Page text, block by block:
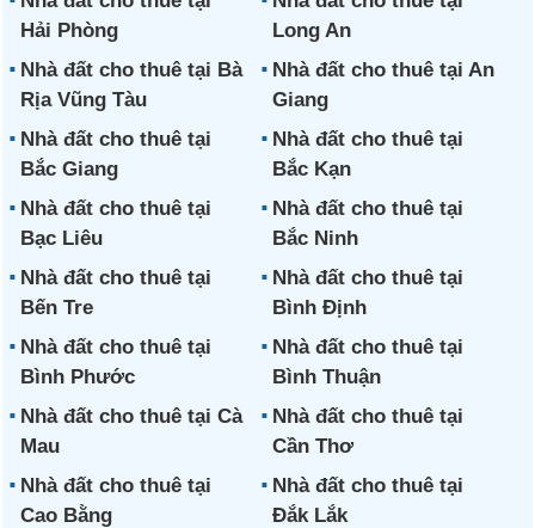
Hải Phòng
Long An
Nhà đất cho thuê tại Bà
Rịa Vũng Tàu
Nhà đất cho thuê tại An
Giang
Nhà đất cho thuê tại
Bắc Giang
Nhà đất cho thuê tại
Bắc Kạn
Nhà đất cho thuê tại
Bạc Liêu
Nhà đất cho thuê tại
Bắc Ninh
Nhà đất cho thuê tại
Bến Tre
Nhà đất cho thuê tại
Bình Định
Nhà đất cho thuê tại
Bình Phước
Nhà đất cho thuê tại
Bình Thuận
Nhà đất cho thuê tại Cà
Mau
Nhà đất cho thuê tại
Cần Thơ
Nhà đất cho thuê tại
Cao Bằng
Nhà đất cho thuê tại
Đắk Lắk